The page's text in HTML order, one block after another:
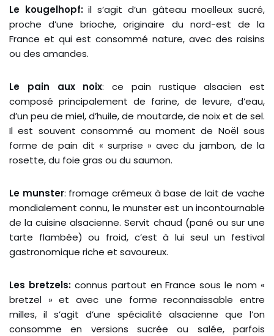
Le kougelhopf:il s’agit d’un gâteau moelleux sucré,
proche d’une brioche, originaire du nord-est de la
France et qui est consommé nature, avec des raisins
ou des amandes.
Le pain aux noix: ce pain rustique alsacien est
composé principalement de farine, de levure, d’eau,
d’un peu de miel, d’huile, de moutarde, de noix et de sel.
Il est souvent consommé au moment de Noël sous
forme de pain dit « surprise » avec du jambon, de la
rosette, du foie gras ou du saumon.
Le munster: fromage crémeux à base de lait de vache
mondialement connu, le munster est un incontournable
de la cuisine alsacienne. Servit chaud (pané ou sur une
tarte flambée) ou froid, c’est à lui seul un festival
gastronomique riche et savoureux.
Les bretzels:connus partout en France sous le nom «
bretzel » et avec une forme reconnaissable entre
milles, il s’agit d’une spécialité alsacienne que l’on
consomme en versions sucrée ou salée, parfois